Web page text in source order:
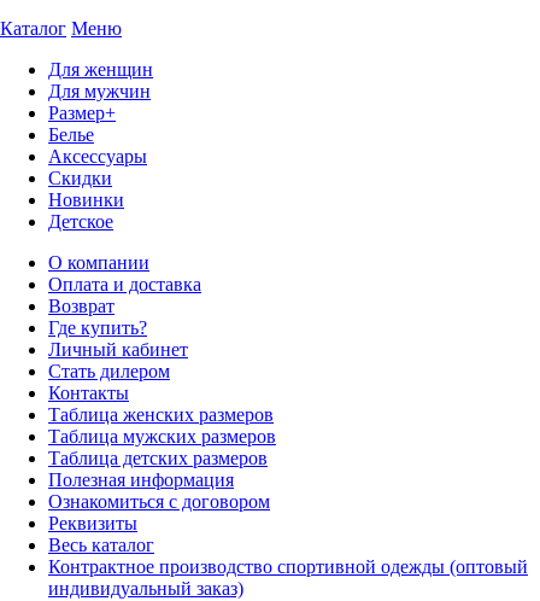
Каталог Меню
Для женщин
Для мужчин
Размер+
Белье
Аксессуары
Скидки
Новинки
Детское
О компании
Оплата и доставка
Возврат
Где купить?
Личный кабинет
Стать дилером
Контакты
Таблица женских размеров
Таблица мужских размеров
Таблица детских размеров
Полезная информация
Ознакомиться с договором
Реквизиты
Весь каталог
Контрактное производство спортивной одежды (оптовый
индивидуальный заказ)